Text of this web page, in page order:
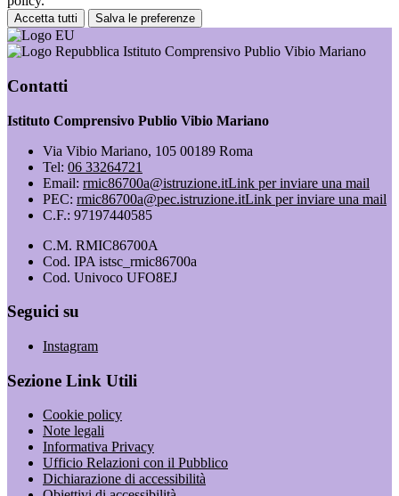
Accetta tutti Salva le preferenze
Istituto Comprensivo Publio Vibio Mariano
Contatti
Istituto Comprensivo Publio Vibio Mariano
Via Vibio Mariano, 105 00189 Roma
Tel: 06 33264721
Email: rmic86700a@istruzione.itLink per inviare una mail
PEC: rmic86700a@pec.istruzione.itLink per inviare una mail
C.F.: 97197440585
C.M. RMIC86700A
Cod. IPA istsc_rmic86700a
Cod. Univoco UFO8EJ
Seguici su
Instagram
Sezione Link Utili
Cookie policy
Note legali
Informativa Privacy
Ufficio Relazioni con il Pubblico
Dichiarazione di accessibilità